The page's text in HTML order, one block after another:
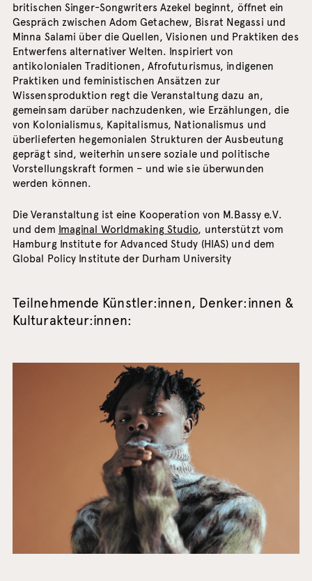
britischen Singer-Songwriters Azekel beginnt, öffnet ein
Gespräch zwischen Adom Getachew, Bisrat Negassi und
Minna Salami über die Quellen, Visionen und Praktiken des
Entwerfens alternativer Welten. Inspiriert von
antikolonialen Traditionen, Afrofuturismus, indigenen
Praktiken und feministischen Ansätzen zur
Wissensproduktion regt die Veranstaltung dazu an,
gemeinsam darüber nachzudenken, wie Erzählungen, die
von Kolonialismus, Kapitalismus, Nationalismus und
überlieferten hegemonialen Strukturen der Ausbeutung
geprägt sind, weiterhin unsere soziale und politische
Vorstellungskraft formen – und wie sie überwunden
werden können.
Die Veranstaltung ist eine Kooperation von M.Bassy e.V.
und dem Imaginal Worldmaking Studio, unterstützt vom
Hamburg Institute for Advanced Study (HIAS) und dem
Global Policy Institute der Durham University
Teilnehmende Künstler:innen, Denker:innen &
Kulturakteur:innen: